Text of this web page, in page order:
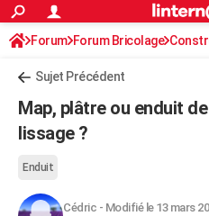
ACTUALITÉS
Politique
Société
Faits Divers
Education
Monde
Villes
+
Programme TV
TNTStreaming
Cinéma
Sorties cinéma
Musique
+FINANCE
Retraite
Impôts
Epargne
Immobilier
Risques naturels par ville
Banque
Assurance
Crédit
AUTO
Essais
Réserver un essai
Citadines
Berlines
SUV
Forum auto
HIGH-TECH
Forum Forum Bricolage
Peinture, Vernis, Tapissserie
Sujet Précédent
Map, plâtre ou enduit
lissage ?
Enduit
Cédric - Modifié le 13 mars